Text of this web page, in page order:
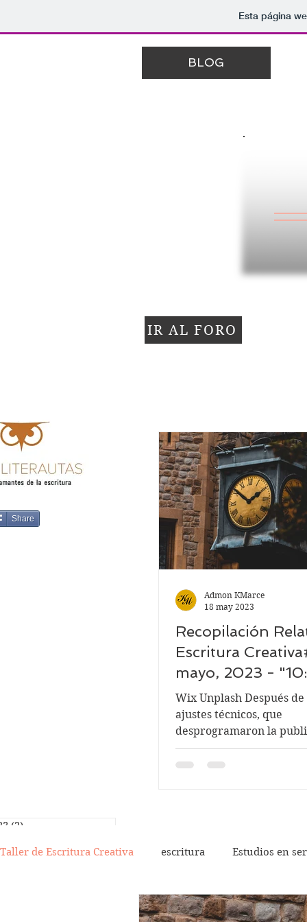
Esta página
BLOG
IR AL FORO
Share
Recopilación
Escritura
mayo, 2023 -
Wix Unplash Después de algunos
ajustes técnicos, que
desprogramaron la
unas horas... al fin
los relatos del...
Admon KMarce
18 may 2023
(2)
(3) 3 entradas
Taller de Escritura Creativa escritura Estudios en
Taller Literario Entrada, retos,